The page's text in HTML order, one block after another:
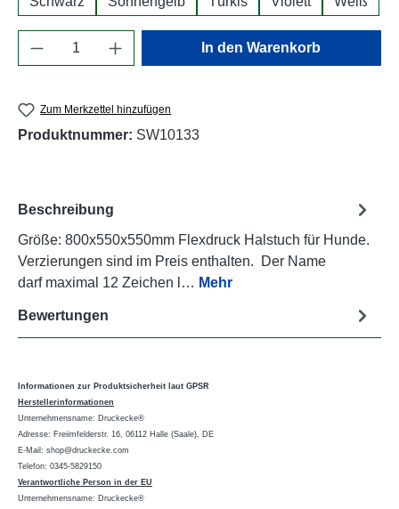
Produkt Anzahl: Gib den gewünschten
In den Warenkorb
Zum Merkzettel hinzufügen
Produktnummer: SW10133
Beschreibung
Größe: 800x550x550mm Flexdruck Halstuch für Hunde.
Verzierungen sind im Preis enthalten. Der Name
darf maximal 12 Zeichen l… Mehr
Bewertungen
Informationen zur Produktsicherheit laut GPSR
Herstellerinformationen
Unternehmensname: Druckecke®
Adresse: Freiimfelderstr. 16, 06112 Halle (Saale), DE
E-Mail: shop@druckecke.com
Telefon: 0345-5829150
Verantwortliche Person in der EU
Unternehmensname: Druckecke®